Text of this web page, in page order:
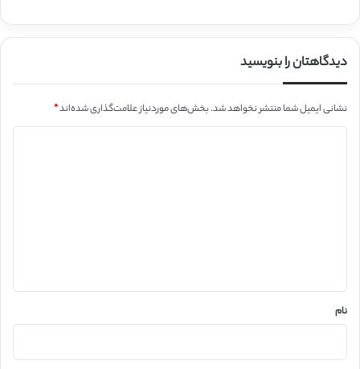
دیدگاهتان را بنویسید
نشانی ایمیل شما منتشر نخواهد شد.بخش‌های موردنیاز علامت‌گذاری شده‌اند*
نام